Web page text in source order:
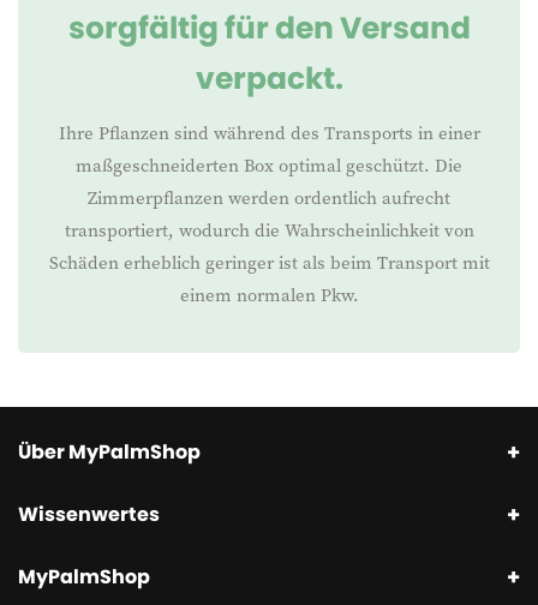
sorgfältig für den Versand
verpackt.
Ihre Pflanzen sind während des Transports in einer
maßgeschneiderten Box optimal geschützt. Die
Zimmerpflanzen werden ordentlich aufrecht
transportiert, wodurch die Wahrscheinlichkeit von
Schäden erheblich geringer ist als beim Transport mit
einem normalen Pkw.
Über MyPalmShop
Wissenwertes
MyPalmShop